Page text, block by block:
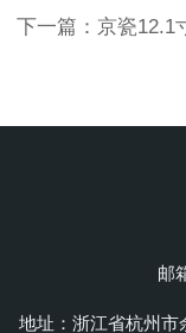
下一篇： 京瓷12.1寸全视角
邮
地址：浙江省杭州市